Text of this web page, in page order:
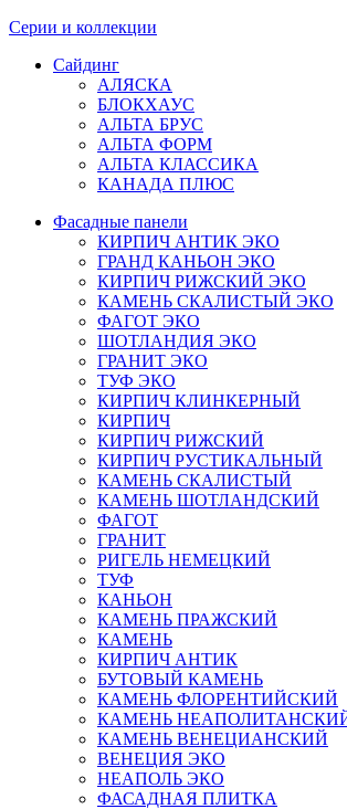
Серии и коллекции
Сайдинг
АЛЯСКА
БЛОКХАУС
АЛЬТА БРУС
АЛЬТА ФОРМ
АЛЬТА КЛАССИКА
КАНАДА ПЛЮС
Фасадные панели
КИРПИЧ АНТИК ЭКО
ГРАНД КАНЬОН ЭКО
КИРПИЧ РИЖСКИЙ ЭКО
КАМЕНЬ СКАЛИСТЫЙ ЭКО
ФАГОТ ЭКО
ШОТЛАНДИЯ ЭКО
ГРАНИТ ЭКО
ТУФ ЭКО
КИРПИЧ КЛИНКЕРНЫЙ
КИРПИЧ
КИРПИЧ РИЖСКИЙ
КИРПИЧ РУСТИКАЛЬНЫЙ
КАМЕНЬ СКАЛИСТЫЙ
КАМЕНЬ ШОТЛАНДСКИЙ
ФАГОТ
ГРАНИТ
РИГЕЛЬ НЕМЕЦКИЙ
ТУФ
КАНЬОН
КАМЕНЬ ПРАЖСКИЙ
КАМЕНЬ
КИРПИЧ АНТИК
БУТОВЫЙ КАМЕНЬ
КАМЕНЬ ФЛОРЕНТИЙСКИЙ
КАМЕНЬ
КАМЕНЬ ВЕНЕЦИАНСКИЙ
ВЕНЕЦИЯ ЭКО
НЕАПОЛЬ ЭКО
ФАСАДНАЯ ПЛИТКА